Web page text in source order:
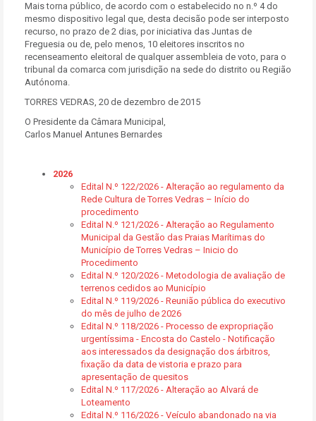
Mais torna público, de acordo com o estabelecido no n.º 4 do
mesmo dispositivo legal que, desta decisão pode ser interposto
recurso, no prazo de 2 dias, por iniciativa das Juntas de
Freguesia ou de, pelo menos, 10 eleitores inscritos no
recenseamento eleitoral de qualquer assembleia de voto, para o
tribunal da comarca com jurisdição na sede do distrito ou Região
Autónoma.
TORRES VEDRAS, 20 de dezembro de 2015
O Presidente da Câmara Municipal,
Carlos Manuel Antunes Bernardes
2026
Edital N.º 122/2026 - Alteração ao regulamento da
Rede Cultura de Torres Vedras – Início do
procedimento
Edital N.º 121/2026 - Alteração ao Regulamento
Municipal da Gestão das Praias Marítimas do
Município de Torres Vedras – Inicio do
Procedimento
Edital N.º 120/2026 - Metodologia de avaliação de
terrenos cedidos ao Município
Edital N.º 119/2026 - Reunião pública do executivo
do mês de julho de 2026
Edital N.º 118/2026 - Processo de expropriação
urgentíssima - Encosta do Castelo - Notificação
aos interessados da designação dos árbitros,
fixação da data de vistoria e prazo para
apresentação de quesitos
Edital N.º 117/2026 - Alteração ao Alvará de
Loteamento
Edital N.º 116/2026 - Veículo abandonado na via